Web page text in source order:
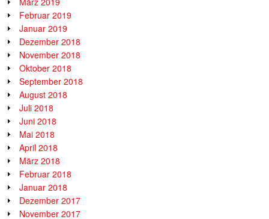
Februar 2019
Januar 2019
Dezember 2018
November 2018
Oktober 2018
September 2018
August 2018
Juli 2018
Juni 2018
Mai 2018
April 2018
März 2018
Februar 2018
Januar 2018
Dezember 2017
November 2017